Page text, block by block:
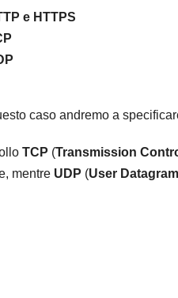
e HTTPS
caso andremo a
TCP (Transmission
mentre UDP (User